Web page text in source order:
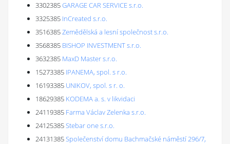
3302385GARAGE CAR SERVICE s.r.o.
3325385 InCreated s.r.o.
3516385Zemědělská a lesní společnost s.r.o.
3568385 BISHOP INVESTMENT s.r.o.
3632385 MaxD Master s.r.o.
15273385 IPANEMA, spol. s r.o.
16193385 UNIKOV, spol. s r. o.
18629385 KODEMA a. s. v likvidaci
24119385 Farma Václav Zelenka s.r.o.
24125385Stebar one s.r.o.
24131385Společenství domu Bachmačské náměstí 296/7,